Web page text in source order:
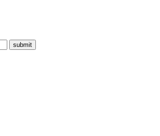
submit